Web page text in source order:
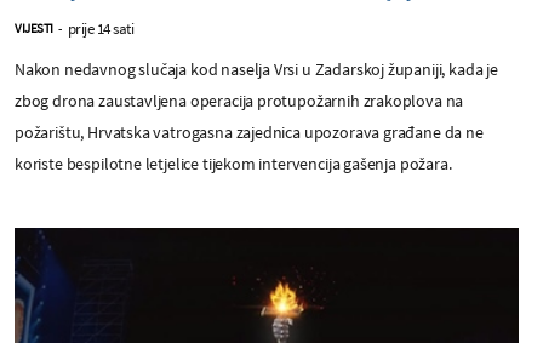
VIJESTI - prije 14 sati
Nakon nedavnog slučaja kod naselja Vrsi u Zadarskoj županiji, kada je
zbog drona zaustavljena operacija protupožarnih zrakoplova na
požarištu, Hrvatska vatrogasna zajednica upozorava građane da ne
koriste bespilotne letjelice tijekom intervencija gašenja požara.